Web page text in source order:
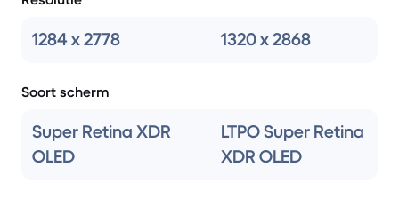
1284 x 2778 1320 x 2868
Soort scherm
Super Retina XDR
OLED
LTPO Super Retina
XDR OLED